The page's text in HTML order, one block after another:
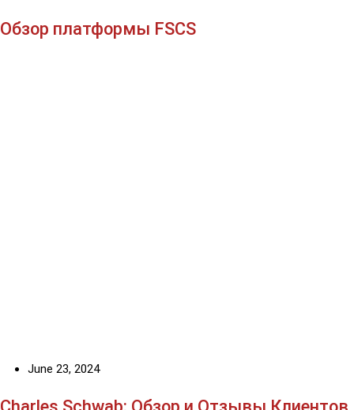
Обзор платформы FSCS
June 23, 2024